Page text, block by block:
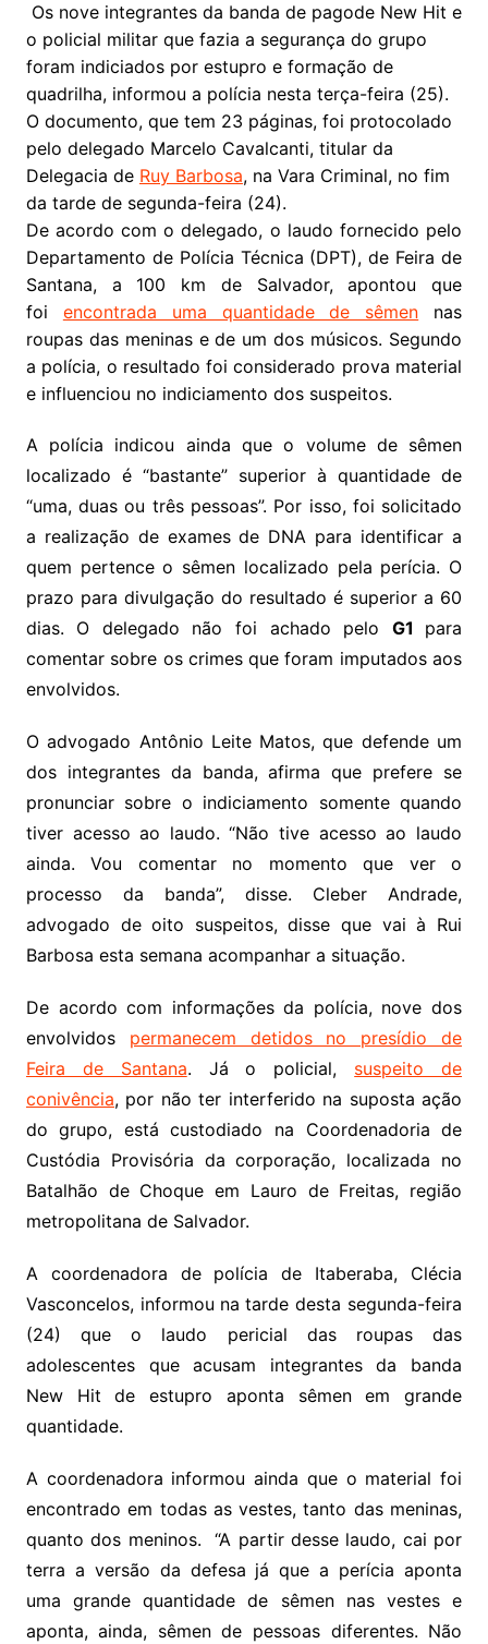
Os nove integrantes da banda de pagode New Hit e
o policial militar que fazia a segurança do grupo
foram indiciados por estupro e formação de
quadrilha, informou a polícia nesta terça-feira (25).
O documento, que tem 23 páginas, foi protocolado
pelo delegado Marcelo Cavalcanti, titular da
Delegacia de Ruy Barbosa, na Vara Criminal, no fim
da tarde de segunda-feira (24).
De acordo com o delegado, o laudo fornecido pelo
Departamento de Polícia Técnica (DPT), de Feira de
Santana, a 100 km de Salvador, apontou que
foi encontrada uma quantidade de sêmen nas
roupas das meninas e de um dos músicos. Segundo
a polícia, o resultado foi considerado prova material
e influenciou no indiciamento dos suspeitos.
A polícia indicou ainda que o volume de sêmen
localizado é “bastante” superior à quantidade de
“uma, duas ou três pessoas”. Por isso, foi solicitado
a realização de exames de DNA para identificar a
quem pertence o sêmen localizado pela perícia. O
prazo para divulgação do resultado é superior a 60
dias. O delegado não foi achado pelo G1 para
comentar sobre os crimes que foram imputados aos
envolvidos.
O advogado Antônio Leite Matos, que defende um
dos integrantes da banda, afirma que prefere se
pronunciar sobre o indiciamento somente quando
tiver acesso ao laudo. “Não tive acesso ao laudo
ainda. Vou comentar no momento que ver o
processo da banda”, disse. Cleber Andrade,
advogado de oito suspeitos, disse que vai à Rui
Barbosa esta semana acompanhar a situação.
De acordo com informações da polícia, nove dos
envolvidos permanecem detidos no presídio de
Feira de Santana. Já o policial, suspeito de
conivência, por não ter interferido na suposta ação
do grupo, está custodiado na Coordenadoria de
Custódia Provisória da corporação, localizada no
Batalhão de Choque em Lauro de Freitas, região
metropolitana de Salvador.
A coordenadora de polícia de Itaberaba, Clécia
Vasconcelos, informou na tarde desta segunda-feira
(24) que o laudo pericial das roupas das
adolescentes que acusam integrantes da banda
New Hit de estupro aponta sêmen em grande
quantidade.
A coordenadora informou ainda que o material foi
encontrado em todas as vestes, tanto das meninas,
quanto dos meninos. “A partir desse laudo, cai por
terra a versão da defesa já que a perícia aponta
uma grande quantidade de sêmen nas vestes e
aponta, ainda, sêmen de pessoas diferentes. Não